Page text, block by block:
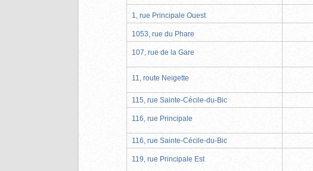
1, rue Principale Ouest
1053, rue du Phare
107, rue de la Gare
11, route Neigette
115, rue Sainte-Cécile-du-Bic
116, rue Principale
116, rue Sainte-Cécile-du-Bic
119, rue Principale Est